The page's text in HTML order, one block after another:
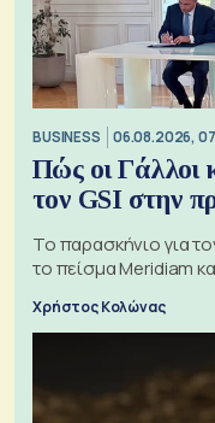
BUSINESS 06.08.2026,
Πώς οι
τον GSI στην
Το παρασκήνιο για
το πείσμα Meridiam
Χρήστος Κολώνας